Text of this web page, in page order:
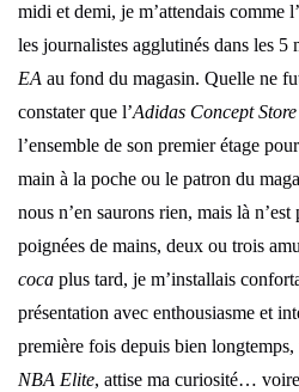
midi et demi, je m’attendais comme
les journalistes agglutinés dans les 5
EA au fond du magasin. Quelle ne
constater que l’Adidas Concept Store
l’ensemble de son premier étage
main à la poche ou le patron du
nous n’en saurons rien, mais là
poignées de mains, deux ou trois
coca plus tard, je m’installais
présentation avec enthousiasme et
première fois depuis bien longtemps,
NBA Elite, attise ma curiosité…